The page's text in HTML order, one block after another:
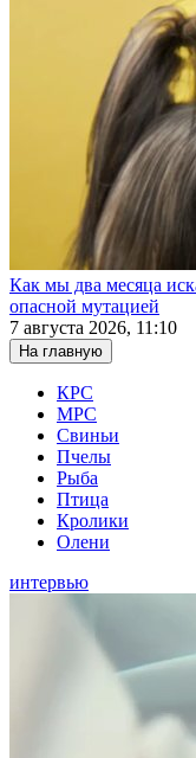
Как мы два месяца
опасной мутацией
7 августа 2026, 11:10
На главную
КРС
МРС
Свиньи
Пчелы
Рыба
Птица
Кролики
Олени
интервью